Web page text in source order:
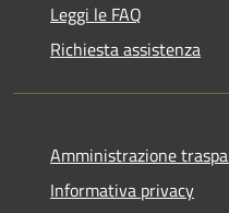
Leggi le FAQ
Richiesta assistenza
Amministrazione
Informativa privacy